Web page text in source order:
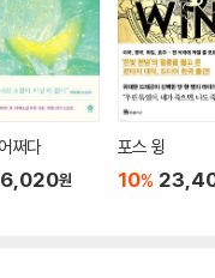
쩌다
원
포스 윙
10%